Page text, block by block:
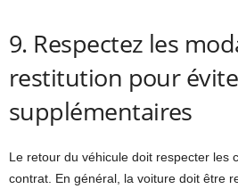
9. Respectez les
restitution pour
supplémentaires
Le retour du véhicule doit respecter les
contrat. En général, la voiture doit être